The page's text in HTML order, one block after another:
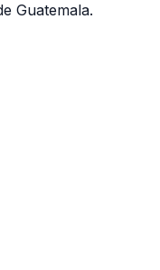
Guatemala.